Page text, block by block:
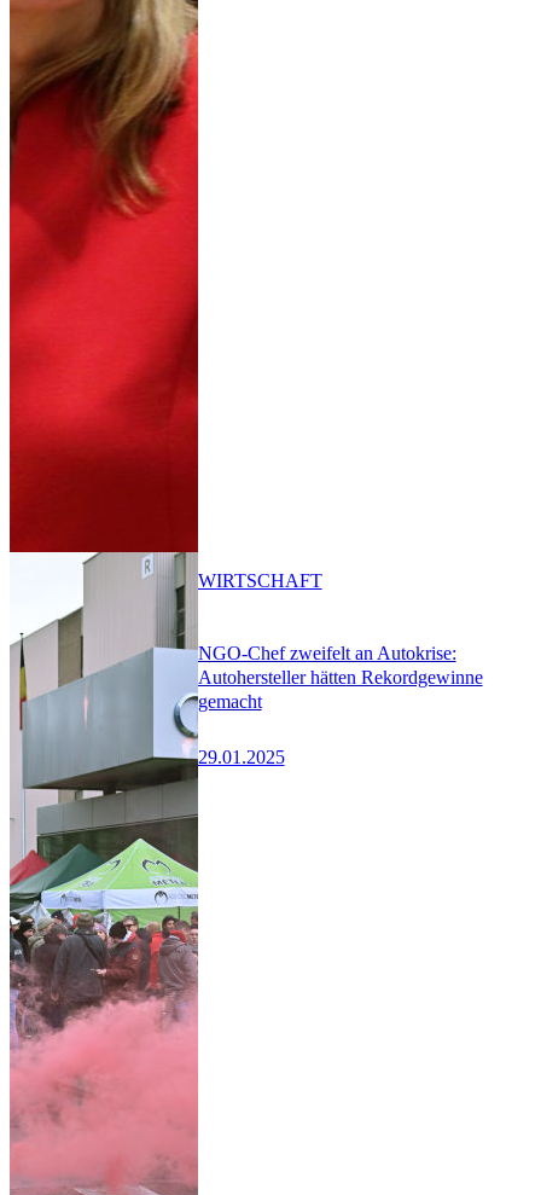
NGO-Chef zweifelt an Autokrise:
Autohersteller hätten Rekordgewinne
gemacht
29.01.2025
WIRTSCHAFT